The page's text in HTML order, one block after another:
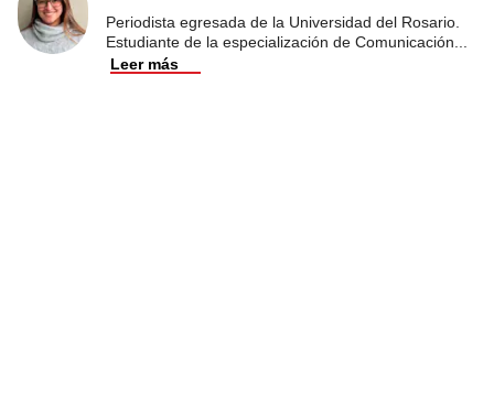
Periodista egresada de la Universidad del Rosario.
Estudiante de la especialización de Comunicación
Leer más